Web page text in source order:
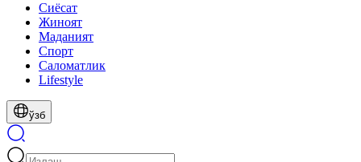
Сиёсат
Жиноят
Маданият
Спорт
Cаломатлик
Lifestyle
ўзб